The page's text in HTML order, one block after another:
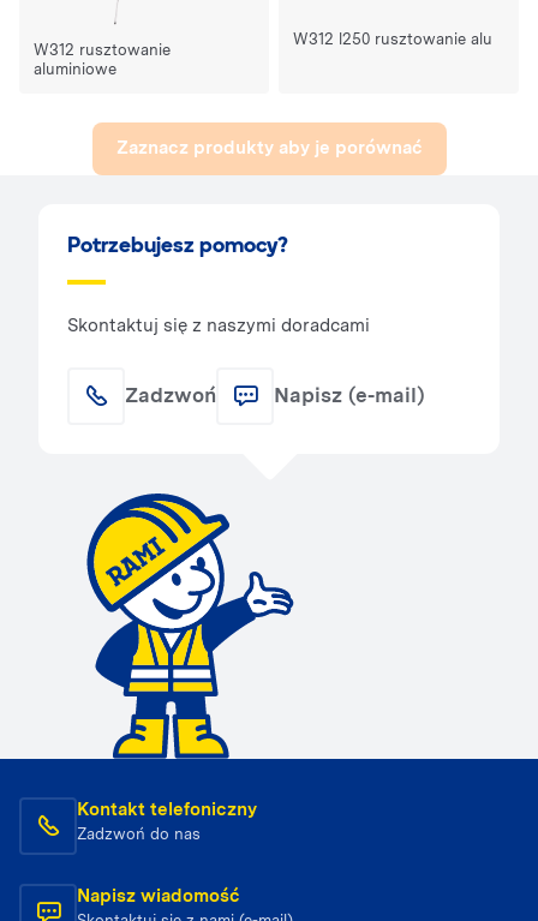
W312 rusztowanie
aluminiowe
W312 l250 rusztowanie alu
Zaznacz produkty aby je porównać
Potrzebujesz pomocy?
Skontaktuj się z naszymi doradcami
Zadzwoń Napisz (e-mail)
Kontakt telefoniczny
Zadzwoń do nas
Napisz wiadomość